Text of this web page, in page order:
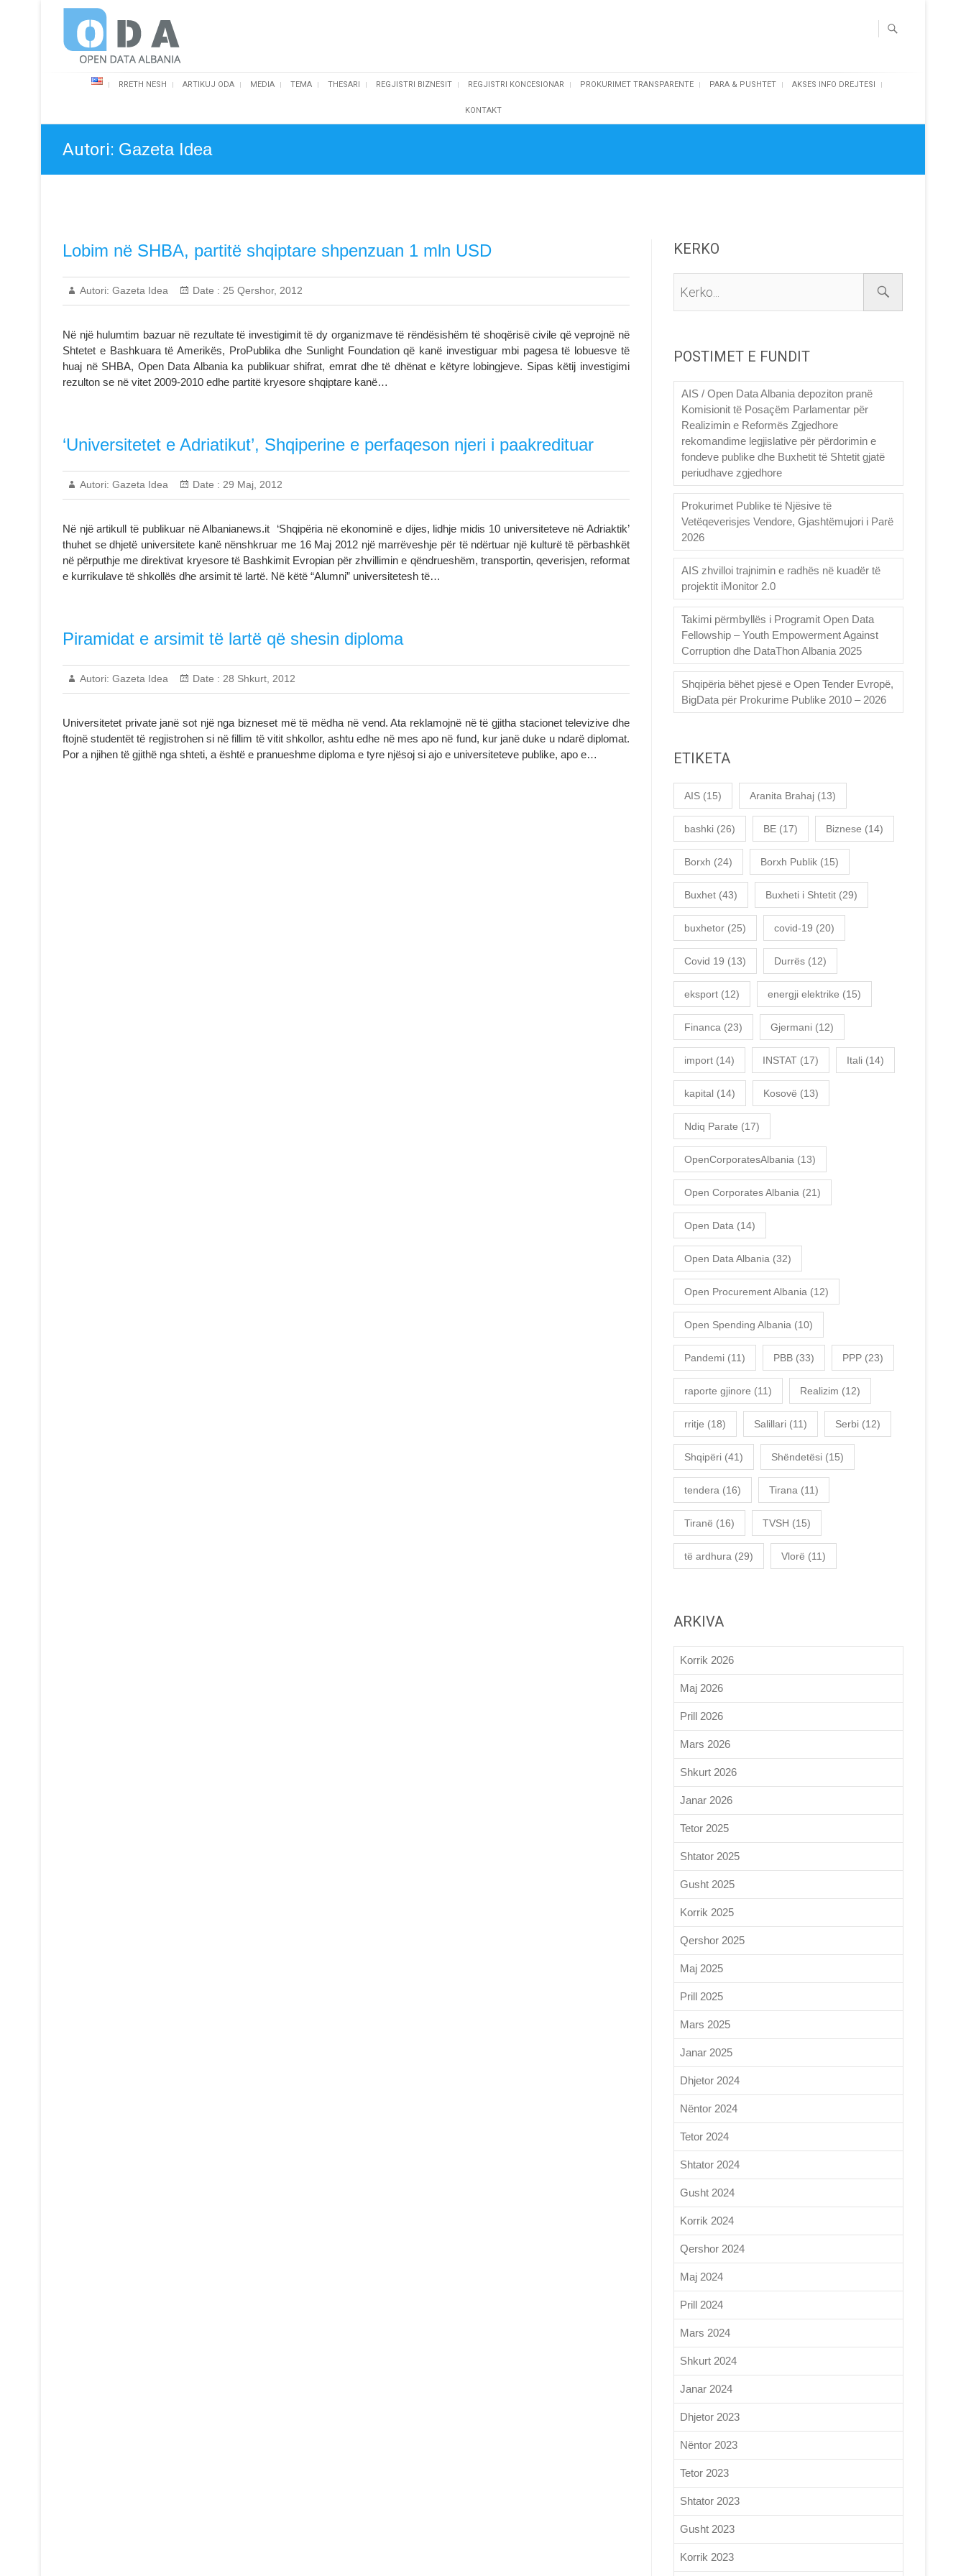
Open Data Albania
RRETH NESH ARTIKUJ ODA MEDIA TEMA THESARI REGJISTRI BIZNESIT REGJISTRI KONCESIONAR PROKURIMET TRANSPARENTE PARA & PUSHTET AKSES INFO DREJTESI
KONTAKT
Autori: Gazeta Idea
Lobim në SHBA, partitë shqiptare shpenzuan 1 mln USD
Autori: Gazeta Idea Date : 25 Qershor, 2012
Në një hulumtim bazuar në rezultate të investigimit të dy organizmave të rëndësishëm të shoqërisë civile që veprojnë në
Shtetet e Bashkuara të Amerikës, ProPublika dhe Sunlight Foundation që kanë investiguar mbi pagesa të lobuesve të
huaj në SHBA, Open Data Albania ka publikuar shifrat, emrat dhe të dhënat e këtyre lobingjeve. Sipas këtij investigimi
rezulton se në vitet 2009-2010 edhe partitë kryesore shqiptare kanë…
‘Universitetet e Adriatikut’, Shqiperine e perfaqeson njeri i paakredituar
Autori: Gazeta Idea Date : 29 Maj, 2012
Në një artikull të publikuar në Albanianews.it ‘Shqipëria në ekonominë e dijes, lidhje midis 10 universiteteve në Adriaktik’
thuhet se dhjetë universitete kanë nënshkruar me 16 Maj 2012 një marrëveshje për të ndërtuar një kulturë të përbashkët
në përputhje me direktivat kryesore të Bashkimit Evropian për zhvillimin e qëndrueshëm, transportin, qeverisjen, reformat
e kurrikulave të shkollës dhe arsimit të lartë. Në këtë “Alumni” universitetesh të…
Piramidat e arsimit të lartë që shesin diploma
Autori: Gazeta Idea Date : 28 Shkurt, 2012
Universitetet private janë sot një nga bizneset më të mëdha në vend. Ata reklamojnë në të gjitha stacionet televizive dhe
ftojnë studentët të regjistrohen si në fillim të vitit shkollor, ashtu edhe në mes apo në fund, kur janë duke u ndarë diplomat.
Por a njihen të gjithë nga shteti, a është e pranueshme diploma e tyre njësoj si ajo e universiteteve publike, apo e…
KERKO
POSTIMET E FUNDIT
AIS / Open Data Albania depoziton pranë
Komisionit të Posaçëm Parlamentar për
Realizimin e Reformës Zgjedhore
rekomandime legjislative për përdorimin e
fondeve publike dhe Buxhetit të Shtetit gjatë
periudhave zgjedhore
Prokurimet Publike të Njësive të
Vetëqeverisjes Vendore, Gjashtëmujori i Parë
2026
AIS zhvilloi trajnimin e radhës në kuadër të
projektit iMonitor 2.0
Takimi përmbyllës i Programit Open Data
Fellowship – Youth Empowerment Against
Corruption dhe DataThon Albania 2025
Shqipëria bëhet pjesë e Open Tender Evropë,
BigData për Prokurime Publike 2010 – 2026
ETIKETA
AIS (15) Aranita Brahaj (13)
bashki (26) BE (17) Biznese (14)
Borxh (24) Borxh Publik (15)
Buxhet (43) Buxheti i Shtetit (29)
buxhetor (25) covid-19 (20)
Covid 19 (13) Durrës (12)
eksport (12) energji elektrike (15)
Financa (23) Gjermani (12)
import (14) INSTAT (17) Itali (14)
kapital (14) Kosovë (13)
Ndiq Parate (17)
OpenCorporatesAlbania (13)
Open Corporates Albania (21)
Open Data (14)
Open Data Albania (32)
Open Procurement Albania (12)
Open Spending Albania (10)
Pandemi (11) PBB (33) PPP (23)
raporte gjinore (11) Realizim (12)
rritje (18) Salillari (11) Serbi (12)
Shqipëri (41) Shëndetësi (15)
tendera (16) Tirana (11)
Tiranë (16) TVSH (15)
të ardhura (29) Vlorë (11)
ARKIVA
Korrik 2026
Maj 2026
Prill 2026
Mars 2026
Shkurt 2026
Janar 2026
Tetor 2025
Shtator 2025
Gusht 2025
Korrik 2025
Qershor 2025
Maj 2025
Prill 2025
Mars 2025
Janar 2025
Dhjetor 2024
Nëntor 2024
Tetor 2024
Shtator 2024
Gusht 2024
Korrik 2024
Qershor 2024
Maj 2024
Prill 2024
Mars 2024
Shkurt 2024
Janar 2024
Dhjetor 2023
Nëntor 2023
Tetor 2023
Shtator 2023
Gusht 2023
Korrik 2023